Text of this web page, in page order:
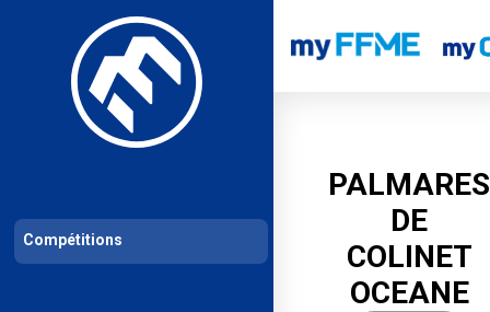
Les compétitions Calendrier de compétitions Classements
PALMARES
DE
COLINET
OCEANE
Compétitions